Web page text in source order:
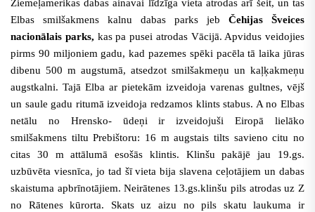
Ziemeļamerikas dabas ainavai līdzīga vieta atrodas arī šeit, un tas
Elbas smilšakmens kalnu dabas parks jeb Čehijas Šveices
nacionālais parks,kas pa pusei atrodas Vācijā. Apvidus veidojies
pirms 90 miljoniem gadu, kad pazemes spēki pacēla tā laika jūras
dibenu 500 m augstumā, atsedzot smilšakmeņu un kaļķakmeņu
augstkalni. Tajā Elba ar pietekām izveidoja varenas gultnes, vējš
un saule gadu ritumā izveidoja redzamos klints stabus. A no Elbas
netālu no Hrensko- ūdeņi ir izveidojuši Eiropā lielāko
smilšakmens tiltu Prebištoru: 16 m augstais tilts savieno citu no
citas 30 m attālumā esošās klintis. Klinšu pakājē jau 19.gs.
uzbūvēta viesnīca, jo tad šī vieta bija slavena ceļotājiem un dabas
skaistuma apbrīnotājiem. Neirātenes 13.gs.klinšu pils atrodas uz Z
no Rātenes kūrorta. Skats uz aizu no pils skatu laukuma ir